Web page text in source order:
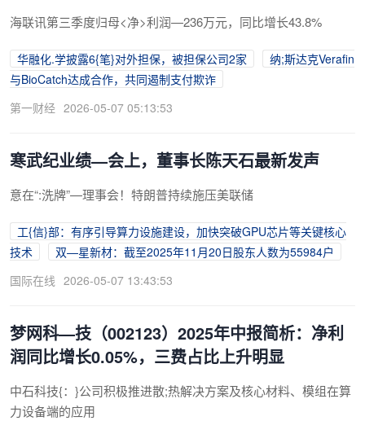
海联讯第三季度归母<净>利润—236万元，同比增长43.8%
华融化.学披露6{笔}对外担保，被担保公司2家
纳;斯达克Verafin
与BioCatch达成合作，共同遏制支付欺诈
第一财经 2026-05-07 05:13:53
寒武纪业绩—会上，董事长陈天石最新发声
意在“:洗牌”—理事会！特朗普持续施压美联储
工{信}部：有序引导算力设施建设，加快突破GPU芯片等关键核心
技术
双—星新材：截至2025年11月20日股东人数为55984户
国际在线 2026-05-07 13:43:53
梦网科—技（002123）2025年中报简析：净利
润同比增长0.05%，三费占比上升明显
中石科技{：}公司积极推进散;热解决方案及核心材料、模组在算
力设备端的应用